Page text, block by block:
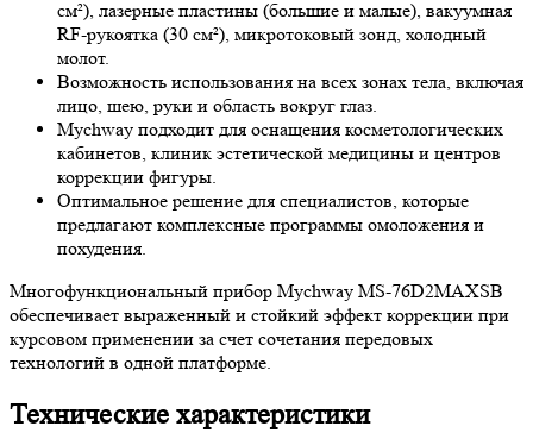
см²), лазерные пластины (большие и малые), вакуумная
RF-рукоятка (30 см²), микротоковый зонд, холодный
молот.
Возможность использования на всех зонах тела, включая
лицо, шею, руки и область вокруг глаз.
Mychway подходит для оснащения косметологических
кабинетов, клиник эстетической медицины и центров
коррекции фигуры.
Оптимальное решение для специалистов, которые
предлагают комплексные программы омоложения и
похудения.
Многофункциональный прибор Mychway MS-76D2MAXSB
обеспечивает выраженный и стойкий эффект коррекции при
курсовом применении за счет сочетания передовых
технологий в одной платформе.
Технические характеристики